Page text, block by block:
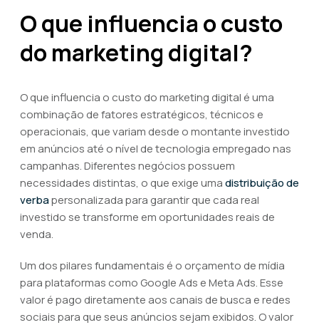
O que influencia o custo
do marketing digital?
O que influencia o custo do marketing digital é uma
combinação de fatores estratégicos, técnicos e
operacionais, que variam desde o montante investido
em anúncios até o nível de tecnologia empregado nas
campanhas. Diferentes negócios possuem
necessidades distintas, o que exige umadistribuição de
verbapersonalizada para garantir que cada real
investido se transforme em oportunidades reais de
venda.
Um dos pilares fundamentais é o orçamento de mídia
para plataformas como Google Ads e Meta Ads. Esse
valor é pago diretamente aos canais de busca e redes
sociais para que seus anúncios sejam exibidos. O valor